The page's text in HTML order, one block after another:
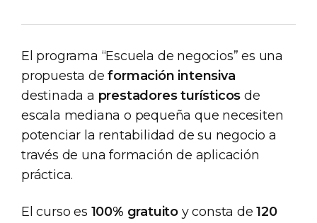
El programa “Escuela de negocios” es una
propuesta deformación intensiva
destinada a prestadores turísticos de
escala mediana o pequeña que necesiten
potenciar la rentabilidad de su negocio a
través de una formación de aplicación
práctica.
El curso es 100% gratuito y consta de120